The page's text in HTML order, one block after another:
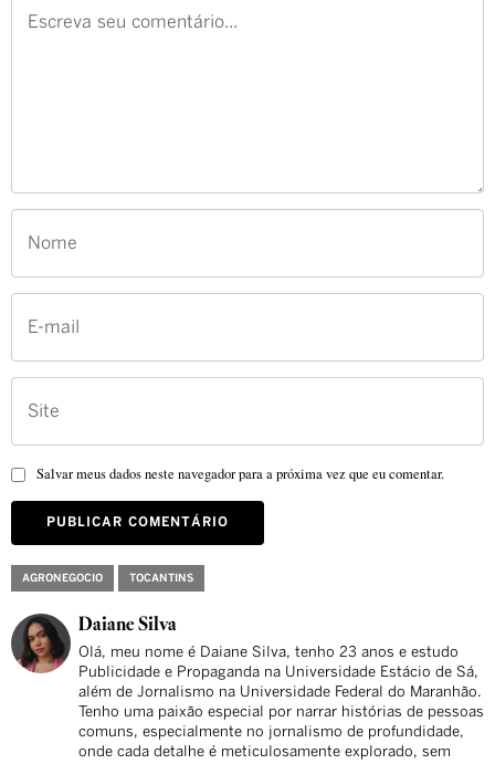
Salvar meus dados neste navegador para a próxima vez que eu comentar.
AGRONEGOCIO TOCANTINS
Daiane Silva
Olá, meu nome é Daiane Silva, tenho 23 anos e estudo
Publicidade e Propaganda na Universidade Estácio de Sá,
além de Jornalismo na Universidade Federal do Maranhão.
Tenho uma paixão especial por narrar histórias de pessoas
comuns, especialmente no jornalismo de profundidade,
onde cada detalhe é meticulosamente explorado, sem